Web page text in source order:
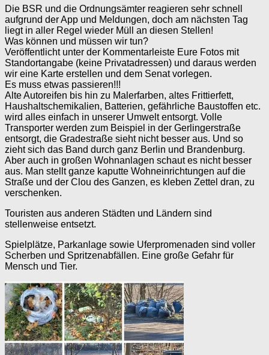
Die BSR und die Ordnungsämter reagieren sehr schnell
aufgrund der App und Meldungen, doch am nächsten Tag
liegt in aller Regel wieder Müll an diesen Stellen!
Was können und müssen wir tun?
Veröffentlicht unter der Kommentarleiste Eure Fotos mit
Standortangabe (keine Privatadressen) und daraus werden
wir eine Karte erstellen und dem Senat vorlegen.
Es muss etwas passieren!!!
Alte Autoreifen bis hin zu Malerfarben, altes Frittierfett,
Haushaltschemikalien, Batterien, gefährliche Baustoffen etc.
wird alles einfach in unserer Umwelt entsorgt. Volle
Transporter werden zum Beispiel in der Gerlingerstraße
entsorgt, die Gradestraße sieht nicht besser aus. Und so
zieht sich das Band durch ganz Berlin und Brandenburg.
Aber auch in großen Wohnanlagen schaut es nicht besser
aus. Man stellt ganze kaputte Wohneinrichtungen auf die
Straße und der Clou des Ganzen, es kleben Zettel dran, zu
verschenken.
Touristen aus anderen Städten und Ländern sind
stellenweise entsetzt.
Spielplätze, Parkanlage sowie Uferpromenaden sind voller
Scherben und Spritzenabfällen. Eine große Gefahr für
Mensch und Tier.